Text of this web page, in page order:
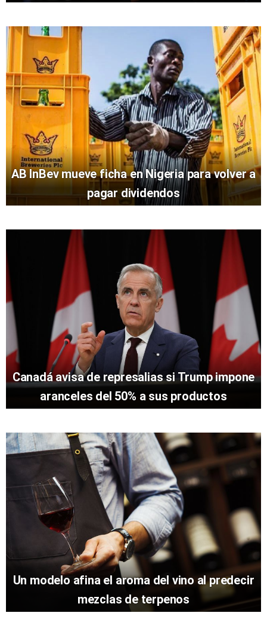
AB InBev mueve ficha en Nigeria para volver a
pagar dividendos
Canadá avisa de represalias si Trump impone
aranceles del 50% a sus productos
Un modelo afina el aroma del vino al predecir
mezclas de terpenos